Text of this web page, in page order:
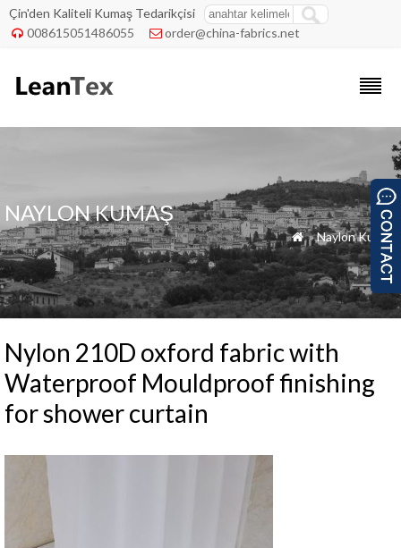
Çin'den Kaliteli Kumaş Tedarikçisi
 008615051486055  order@china-fabrics.net
NAYLON KUMAŞ
 »Naylon Kumaş
Nylon 210D oxford fabric with
Waterproof Mouldproof finishing
for shower curtain